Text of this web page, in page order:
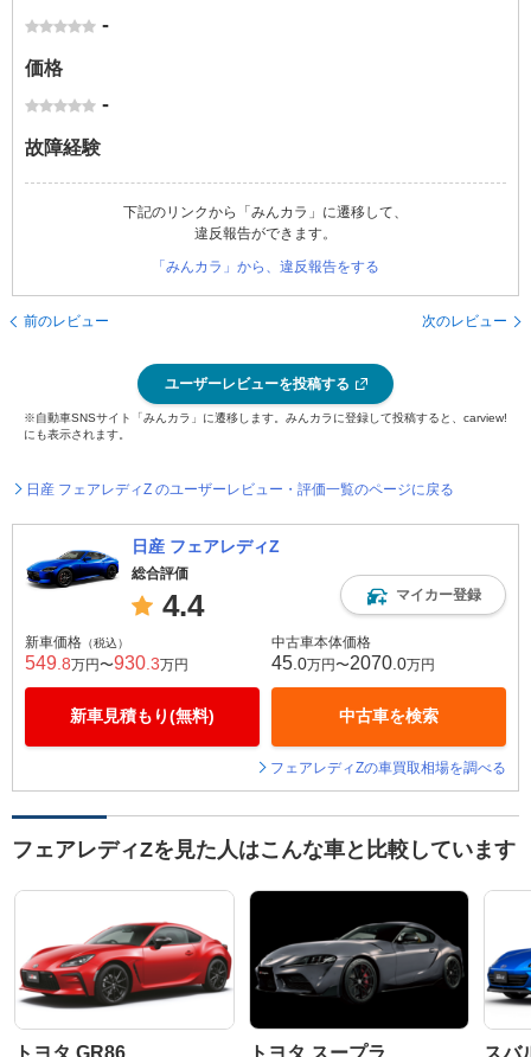
-
価格
-
故障経験
下記のリンクから「みんカラ」に遷移して、
違反報告ができます。
「みんカラ」から、違反報告をする
前のレビュー 次のレビュー
ユーザーレビューを投稿する
※自動車SNSサイト「みんカラ」に遷移します。みんカラに登録して投稿すると、carview!
にも表示されます。
日産 フェアレディZ のユーザーレビュー・評価一覧のページに戻る
日産 フェアレディZ
総合評価
4.4 マイカー登録
新車価格 （税込）
549 .8万円〜930 .3万円
新車見積もり(無料)
中古車本体価格
45 .0万円〜2070 .0万円
中古車を検索
フェアレディZの車買取相場を調べる
フェアレディZを見た人はこんな車と比較しています